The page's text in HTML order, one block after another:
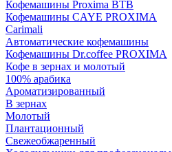
Кофемашины Proxima BTB
Кофемашины CAYE PROXIMA
Carimali
Автоматические кофемашины
Кофемашины Dr.coffee PROXIMA
Кофе в зернах и молотый
100% арабика
Ароматизированный
В зернах
Молотый
Плантационный
Свежеобжаренный